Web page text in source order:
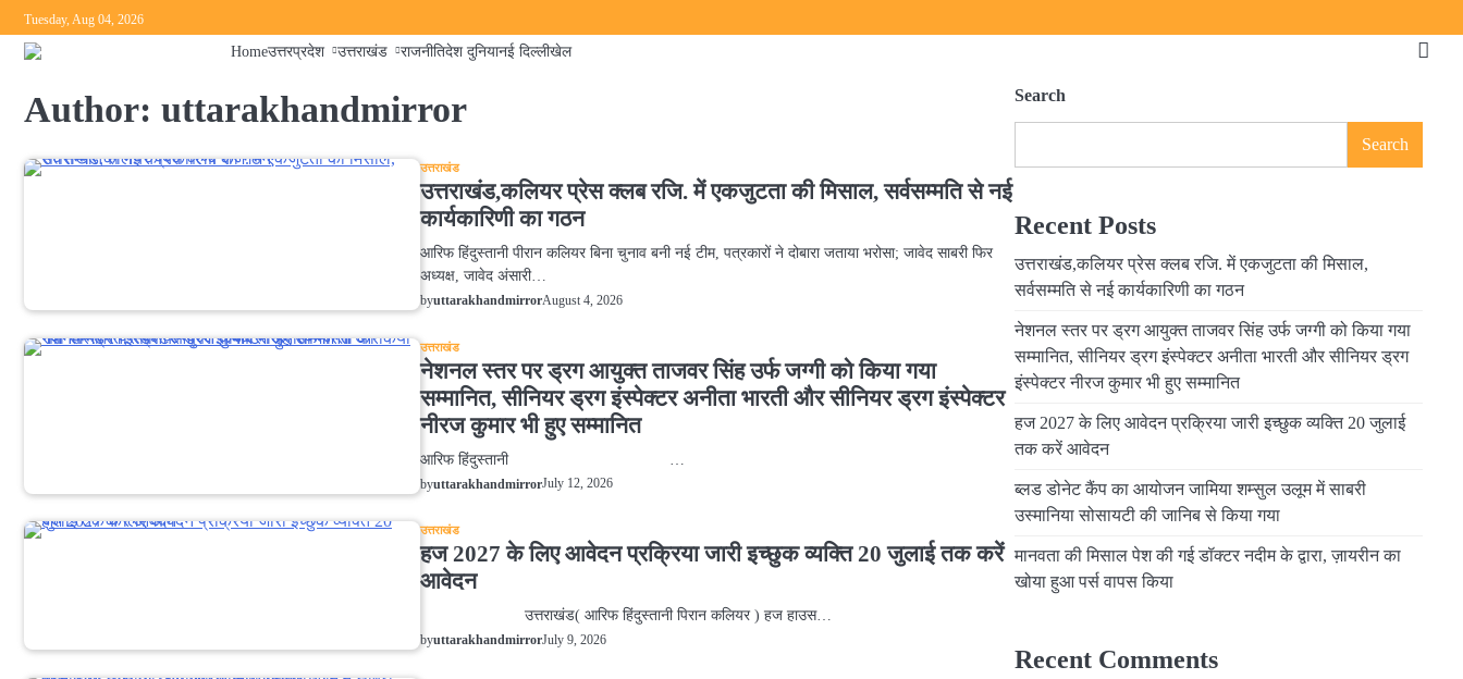
Skip
to
content
Tuesday, Aug 04, 2026
Homeउत्तरप्रदेश उत्तराखंड राजनीतिदेश दुनियानई दिल्लीखेल
Author: uttarakhandmirror
उत्तराखंड
उत्तराखंड,कलियर प्रेस क्लब रजि. में एकजुटता की मिसाल, सर्वसम्मति से नई
कार्यकारिणी का गठन
आरिफ हिंदुस्तानी पीरान कलियर बिना चुनाव बनी नई टीम, पत्रकारों ने दोबारा जताया भरोसा; जावेद साबरी फिर
अध्यक्ष, जावेद अंसारी…
byuttarakhandmirrorAugust 4, 2026
उत्तराखंड
नेशनल स्तर पर ड्रग आयुक्त ताजवर सिंह उर्फ जग्गी को किया गया
सम्मानित, सीनियर ड्रग इंस्पेक्टर अनीता भारती और सीनियर ड्रग इंस्पेक्टर
नीरज कुमार भी हुए सम्मानित
आरिफ हिंदुस्तानी …
byuttarakhandmirrorJuly 12, 2026
उत्तराखंड
हज 2027 के लिए आवेदन प्रक्रिया जारी इच्छुक व्यक्ति 20 जुलाई तक करें
आवेदन
उत्तराखंड( आरिफ हिंदुस्तानी पिरान कलियर ) हज हाउस…
byuttarakhandmirrorJuly 9, 2026
Search
Search
Recent Posts
उत्तराखंड,कलियर प्रेस क्लब रजि. में एकजुटता की मिसाल,
सर्वसम्मति से नई कार्यकारिणी का गठन
नेशनल स्तर पर ड्रग आयुक्त ताजवर सिंह उर्फ जग्गी को किया गया
सम्मानित, सीनियर ड्रग इंस्पेक्टर अनीता भारती और सीनियर ड्रग
इंस्पेक्टर नीरज कुमार भी हुए सम्मानित
हज 2027 के लिए आवेदन प्रक्रिया जारी इच्छुक व्यक्ति 20 जुलाई
तक करें आवेदन
ब्लड डोनेट कैंप का आयोजन जामिया शम्सुल उलूम में साबरी
उस्मानिया सोसायटी की जानिब से किया गया
मानवता की मिसाल पेश की गई डॉक्टर नदीम के द्वारा, ज़ायरीन का
खोया हुआ पर्स वापस किया
Recent Comments